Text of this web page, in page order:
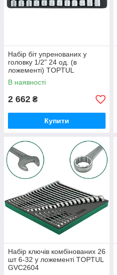
Набір біт упренованих у
головку 1/2" 24 од. (в
ложементі) TOPTUL
GAAT2402
В наявності
2 662 ₴
Купити
Набір ключів комбінованих 26
шт 6-32 у ложементі TOPTUL
GVC2604